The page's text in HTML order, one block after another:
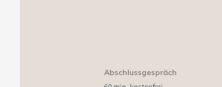
Abschlussgespräch